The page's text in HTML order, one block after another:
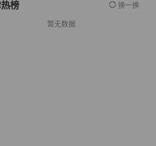
榜 换一换
暂无数据